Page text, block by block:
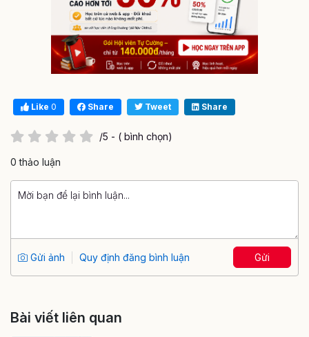
Like 0 Share Tweet Share
/5 - ( bình chọn)
0 thảo luận
Gửi ảnh Quy định đăng bình luận Gửi
Bài viết liên quan